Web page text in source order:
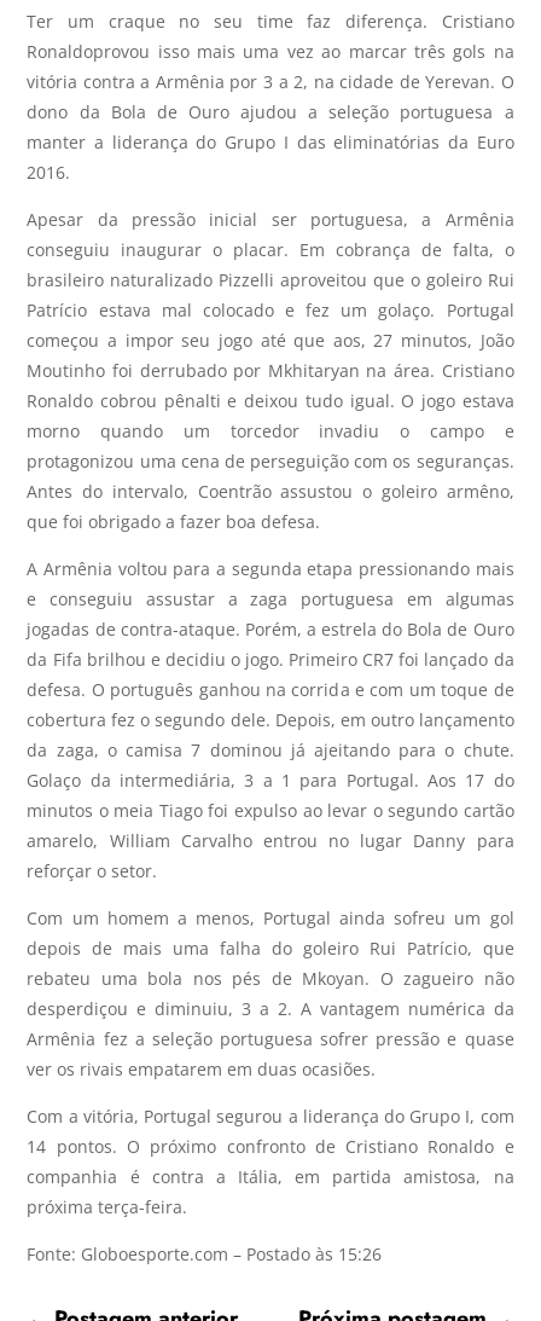
Ter um craque no seu time faz diferença. Cristiano
Ronaldoprovou isso mais uma vez ao marcar três gols na
vitória contra a Armênia por 3 a 2, na cidade de Yerevan. O
dono da Bola de Ouro ajudou a seleção portuguesa a
manter a liderança do Grupo I das eliminatórias da Euro
2016.
Apesar da pressão inicial ser portuguesa, a Armênia
conseguiu inaugurar o placar. Em cobrança de falta, o
brasileiro naturalizado Pizzelli aproveitou que o goleiro Rui
Patrício estava mal colocado e fez um golaço. Portugal
começou a impor seu jogo até que aos, 27 minutos, João
Moutinho foi derrubado por Mkhitaryan na área. Cristiano
Ronaldo cobrou pênalti e deixou tudo igual. O jogo estava
morno quando um torcedor invadiu o campo e
protagonizou uma cena de perseguição com os seguranças.
Antes do intervalo, Coentrão assustou o goleiro armêno,
que foi obrigado a fazer boa defesa.
A Armênia voltou para a segunda etapa pressionando mais
e conseguiu assustar a zaga portuguesa em algumas
jogadas de contra-ataque. Porém, a estrela do Bola de Ouro
da Fifa brilhou e decidiu o jogo. Primeiro CR7 foi lançado da
defesa. O português ganhou na corrida e com um toque de
cobertura fez o segundo dele. Depois, em outro lançamento
da zaga, o camisa 7 dominou já ajeitando para o chute.
Golaço da intermediária, 3 a 1 para Portugal. Aos 17 do
minutos o meia Tiago foi expulso ao levar o segundo cartão
amarelo, William Carvalho entrou no lugar Danny para
reforçar o setor.
Com um homem a menos, Portugal ainda sofreu um gol
depois de mais uma falha do goleiro Rui Patrício, que
rebateu uma bola nos pés de Mkoyan. O zagueiro não
desperdiçou e diminuiu, 3 a 2. A vantagem numérica da
Armênia fez a seleção portuguesa sofrer pressão e quase
ver os rivais empatarem em duas ocasiões.
Com a vitória, Portugal segurou a liderança do Grupo I, com
14 pontos. O próximo confronto de Cristiano Ronaldo e
companhia é contra a Itália, em partida amistosa, na
próxima terça-feira.
Fonte: Globoesporte.com – Postado às 15:26